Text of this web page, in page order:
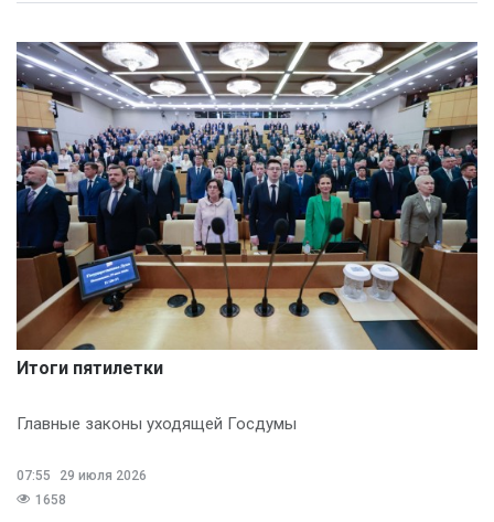
Итоги пятилетки
Главные законы уходящей Госдумы
07:55
29 июля 2026
1658